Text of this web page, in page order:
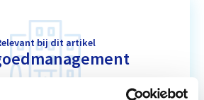
bij dit artikel